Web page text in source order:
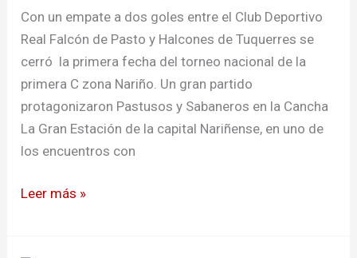
Con un empate a dos goles entre el Club Deportivo
Real Falcón de Pasto y Halcones de Tuquerres se
cerró la primera fecha del torneo nacional de la
primera C zona Nariño. Un gran partido
protagonizaron Pastusos y Sabaneros en la Cancha
La Gran Estación de la capital Nariñense, en uno de
los encuentros con
Leer más »